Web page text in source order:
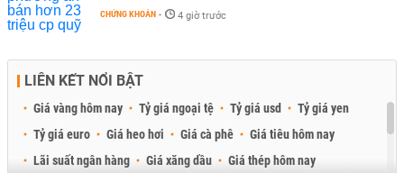
CHỨNG KHOÁN - 4 giờ trước
LIÊN KẾT NỔI BẬT
Giá vàng hôm nay Tỷ giá ngoại tệ Tỷ giá usd
Tỷ giá yen
Tỷ giá euro
Giá heo hơi Giá cà phê
Giá tiêu hôm nay
Lãi suất ngân hàng
Giá xăng dầu Giá thép hôm nay